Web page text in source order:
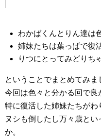
わかばくんとりん達は
姉妹たちは葉っぱで復
りつにとってみどりち
ということでまとめてみま
今回は色々と分かる回で良
特に復活した姉妹たちがわ
ヌシも倒したし万々歳と
か。